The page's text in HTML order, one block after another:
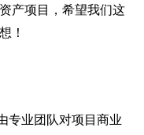
产项目，希望我们这
！
专业团队对项目商业